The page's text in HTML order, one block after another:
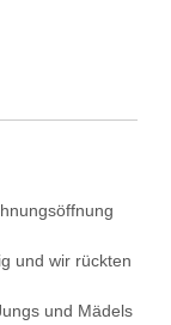
und wir rückten
und Mädels